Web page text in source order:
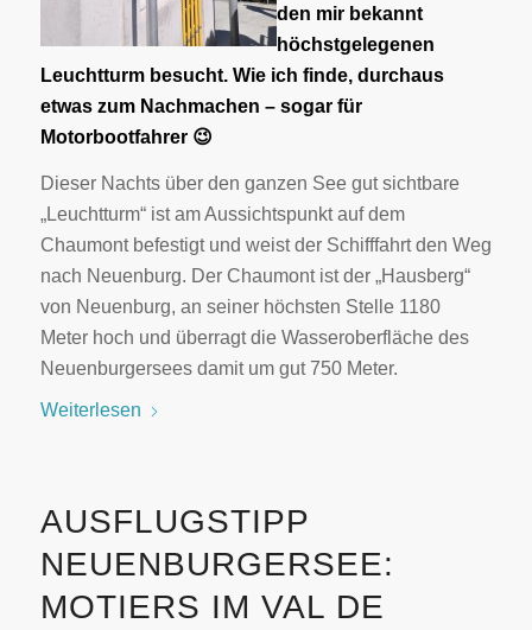
den mir bekannt
höchstgelegenen
Leuchtturm besucht. Wie ich finde, durchaus
etwas zum Nachmachen – sogar für
Motorbootfahrer 😉
Dieser Nachts über den ganzen See gut sichtbare
„Leuchtturm“ ist am Aussichtspunkt auf dem
Chaumont befestigt und weist der Schifffahrt den Weg
nach Neuenburg. Der Chaumont ist der „Hausberg“
von Neuenburg, an seiner höchsten Stelle 1180
Meter hoch und überragt die Wasseroberfläche des
Neuenburgersees damit um gut 750 Meter.
Weiterlesen
AUSFLUGSTIPP
NEUENBURGERSEE:
MOTIERS IM VAL DE